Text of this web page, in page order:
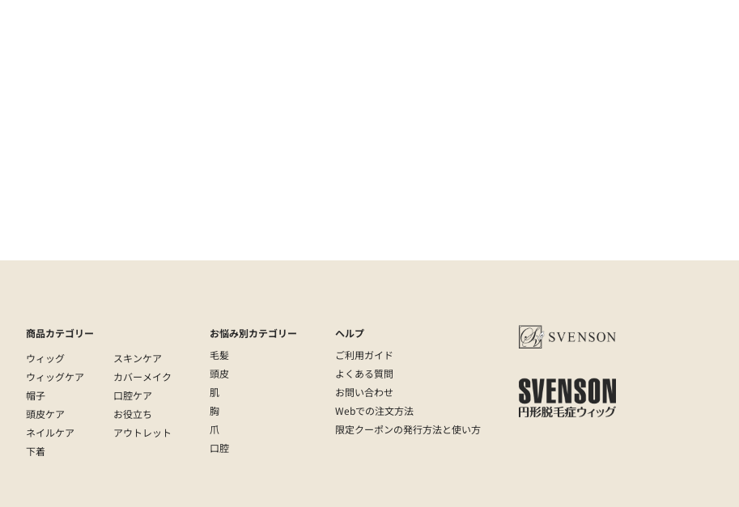
商品カテゴリー
ウィッグ
ウィッグケア
帽子
頭皮ケア
ネイルケア
下着
スキンケア
カバーメイク
口腔ケア
お役立ち
アウトレット
お悩み別カテゴリー
毛髪
頭皮
肌
胸
爪
口腔
ヘルプ
ご利用ガイド
よくある質問
お問い合わせ
Webでの注文方法
限定クーポンの発行方法と使い方